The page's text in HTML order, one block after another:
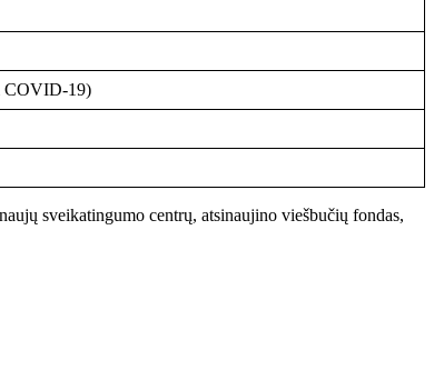
COVID-19)
sveikatingumo centrų, atsinaujino viešbučių fondas,